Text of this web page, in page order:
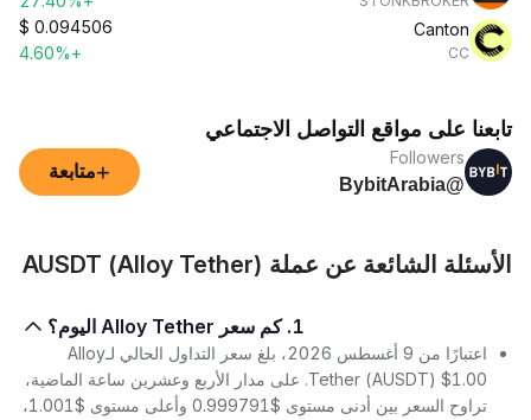
Canton
CC
$ 0.094506
+4.60%
تابعنا على مواقع التواصل الاجتماعي
Followers
@BybitArabia
+متابعة
الأسئلة الشائعة عن عملة AUSDT (Alloy Tether)
1. كم سعر Alloy Tether اليوم؟
اعتبارًا من 9 أغسطس 2026، بلغ سعر التداول الحالي لـAlloy
Tether (AUSDT) $1.00. على مدار الأربع وعشرين ساعة الماضية،
تراوح السعر بين أدنى مستوى $0.999791 وأعلى مستوى $1.001،